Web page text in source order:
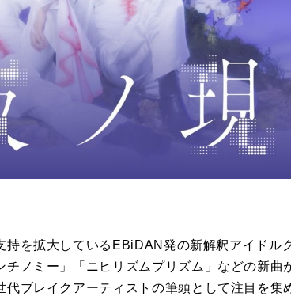
を拡大しているEBiDAN発の新解釈アイドル
ノミー」「ニヒリズムプリズム」などの新曲
ブレイクアーティストの筆頭として注目を集